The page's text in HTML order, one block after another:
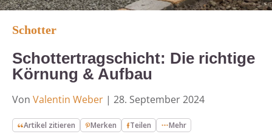
Schotter
Schottertragschicht: Die richtige
Körnung & Aufbau
Von Valentin Weber | 28. September 2024
Artikel zitieren Merken Teilen Mehr